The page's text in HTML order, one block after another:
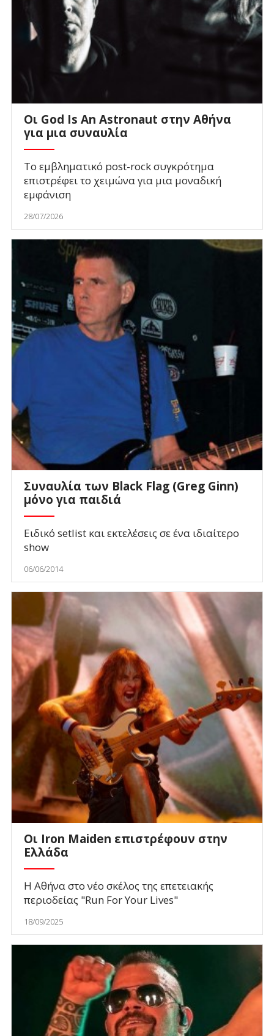
Οι God Is An Astronaut στην Αθήνα
για μια συναυλία
Το εμβληματικό post-rock συγκρότημα
επιστρέφει το χειμώνα για μια μοναδική
εμφάνιση
28/07/2026
Συναυλία των Black Flag (Greg Ginn)
μόνο για παιδιά
Ειδικό setlist και εκτελέσεις σε ένα ιδιαίτερο
show
06/06/2014
Οι Iron Maiden επιστρέφουν στην
Ελλάδα
Η Αθήνα στο νέο σκέλος της επετειακής
περιοδείας "Run For Your Lives"
18/09/2025